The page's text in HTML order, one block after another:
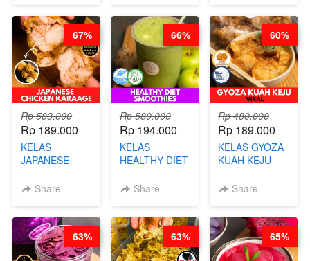
Rp 583.000
Rp 189.000
KELAS
JAPANESE
KARAAGE - BY
Share
67%
Rp 580.000
Rp 194.000
KELAS
HEALTHY DIET
BY BARISTA
Share
66%
Rp 480.000
Rp 189.000
KELAS GYOZA
KUAH KEJU
CHEF DITA
Share
60%
63% 63% 65%